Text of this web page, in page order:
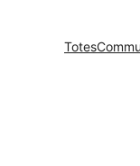
Totes